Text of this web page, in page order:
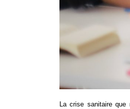
La crise sanitaire